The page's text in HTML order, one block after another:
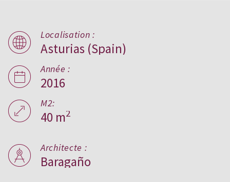
B home,
Asturias
Localisation :
Asturias (Spain)
Année :
2016
M2:
40 m2
Architecte :
Baragaño